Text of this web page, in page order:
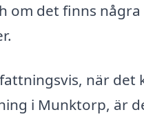
om det finns några
när det
i Munktorp, är